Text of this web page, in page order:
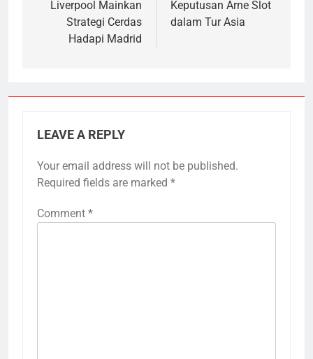
Liverpool Mainkan
Strategi Cerdas
Hadapi Madrid
Keputusan Arne Slot
dalam Tur Asia
LEAVE A REPLY
Your email address will not be published.
Required fields are marked *
Comment *